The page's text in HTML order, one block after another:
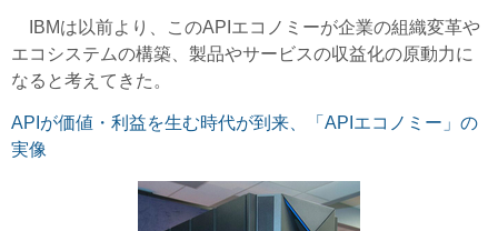
IBMは以前より、このAPIエコノミーが企業の組織変革や
エコシステムの構築、製品やサービスの収益化の原動力に
なると考えてきた。
APIが価値・利益を生む時代が到来、「APIエコノミー」の
実像